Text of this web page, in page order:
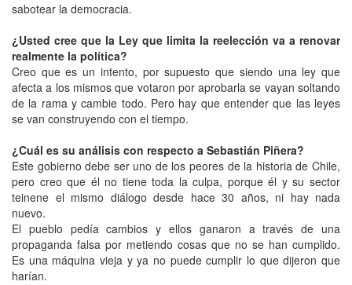
sabotear la democracia.
¿Usted cree que la Ley que limita la reelección va a renovar
realmente la política?
Creo que es un intento, por supuesto que siendo una ley que
afecta a los mismos que votaron por aprobarla se vayan soltando
de la rama y cambie todo. Pero hay que entender que las leyes
se van construyendo con el tiempo.
¿Cuál es su análisis con respecto a Sebastián Piñera?
Este gobierno debe ser uno de los peores de la historia de Chile,
pero creo que él no tiene toda la culpa, porque él y su sector
teinene el mismo diálogo desde hace 30 años, ni hay nada
nuevo.
El pueblo pedía cambios y ellos ganaron a través de una
propaganda falsa por metiendo cosas que no se han cumplido.
Es una máquina vieja y ya no puede cumplir lo que dijeron que
harían.